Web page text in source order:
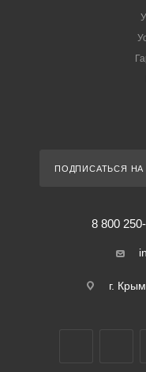
ПОДПИСАТЬСЯ НА
8 800
г.